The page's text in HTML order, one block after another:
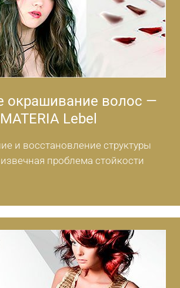
окрашивание волос —
MATERIA Lebel
и восстановление структуры
проблема стойкости